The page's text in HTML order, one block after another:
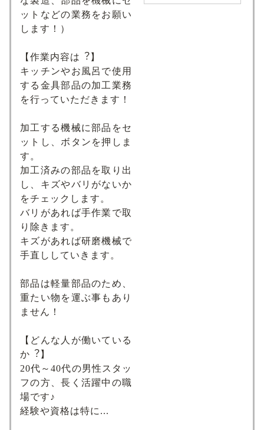
ットなどの業務をお願い
します！）
【作業内容は︖】
キッチンやお風呂で使用
する金具部品の加工業務
を行っていただきます！
加工する機械に部品をセ
ットし、ボタンを押しま
す。
加工済みの部品を取り出
し、キズやバリがないか
をチェックします。
バリがあれば手作業で取
り除きます。
キズがあれば研磨機械で
手直ししていきます。
部品は軽量部品のため、
重たい物を運ぶ事もあり
ません！
【どんな⼈が働いている
か︖】
20代～40代の男性スタッ
フの方、長く活躍中の職
場です♪
経験や資格は特に...